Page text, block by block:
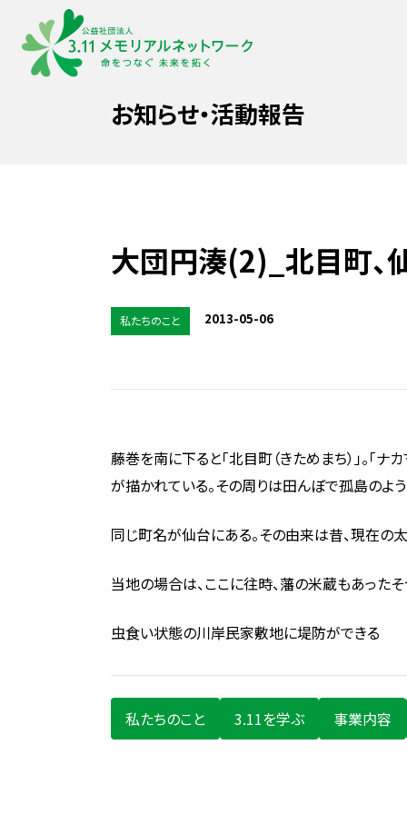
お知らせ・活動報告
大団円湊(2)_北目町、
私たちのこと 2013-05-06
藤巻を南に下ると「北目町（きためまち）」。「
が描かれている。その周りは田んぼで孤島のよう
同じ町名が仙台にある。その由来は昔、現在の
当地の場合は、ここに往時、藩の米蔵もあった
虫食い状態の川岸民家敷地に堤防ができる
私たちのこと 3.11を学ぶ 事業内容